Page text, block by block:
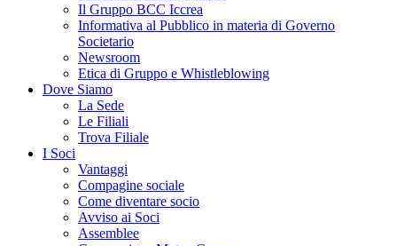
Il Gruppo BCC Iccrea
Informativa al Pubblico in materia di Governo
Societario
Newsroom
Etica di Gruppo e Whistleblowing
Dove Siamo
La Sede
Le Filiali
Trova Filiale
I Soci
Vantaggi
Compagine sociale
Come diventare socio
Avviso ai Soci
Assemblee